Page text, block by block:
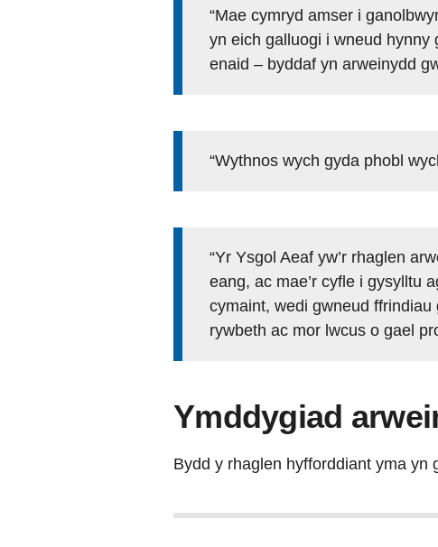
“Mae cymryd amser i
yn eich galluogi i wneud hynny
enaid – byddaf yn arweinydd
“Wythnos wych gyda phobl
“Yr Ysgol Aeaf yw’r rhaglen
eang, ac mae’r cyfle i gysylltu
cymaint, wedi gwneud
rywbeth ac mor lwcus o gael
Ymddygiad
Bydd y rhaglen hyfforddiant yma yn